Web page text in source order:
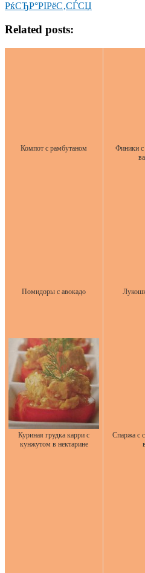
РќСЂР°РІРёС‚СЃСЏ
Related posts:
Компот с рамбутаном
Финики с
Помидоры с авокадо
Куриная грудка карри с
кунжутом в нектарине
Спаржа с